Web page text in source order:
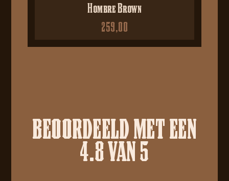
Hombre Brown
259,00
BEOORDEELD MET EEN
4.8 VAN 5